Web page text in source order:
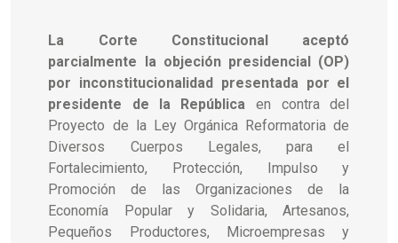
La Corte Constitucional aceptó
parcialmente la objeción presidencial (OP)
por inconstitucionalidad presentada por el
presidente de la República en contra del
Proyecto de la Ley Orgánica Reformatoria de
Diversos Cuerpos Legales, para el
Fortalecimiento, Protección, Impulso y
Promoción de las Organizaciones de la
Economía Popular y Solidaria, Artesanos,
Pequeños Productores, Microempresas y